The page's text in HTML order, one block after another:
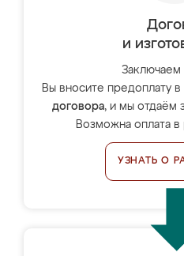
и
Заключаем
Вы вносите предоплату
договора, и мы отдаём
Возможна оплата в
УЗНАТЬ О